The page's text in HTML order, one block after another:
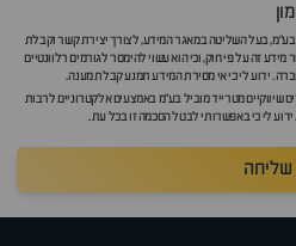
בעל השליטה במאגר המידע, לצורך יצירת קשר וקבלת
מידע זה על פי חוק, וכי הוא עשוי להימסר לגורמים רלוונטיים
ידוע לי כי אי מסירת המידע תמנע קבלת מענה.
שיווקיים מטרייד מוביל בע"מ באמצעים אלקטרוניים לרבות
שליחה